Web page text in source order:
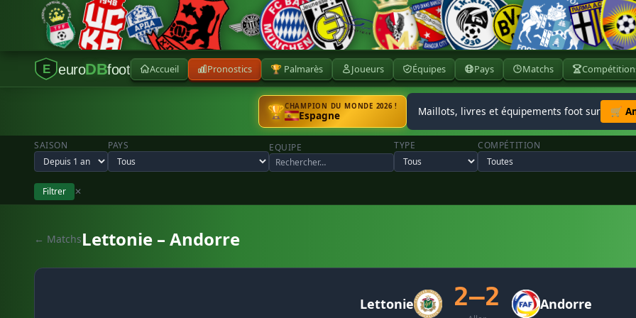
E euroDBfoot Accueil Pronostics 🏆 Palmarès Joueurs Équipes Pays Matchs
🏆CHAMPION DU MONDE 2026 !
Espagne Maillots, livres et équipements foot sur 🛒
SAISON PAYS EQUIPE TYPE COMPÉTITION
Filtrer ✕
← MatchsLettonie – Andorre
Lettonie 2–2 Andorre